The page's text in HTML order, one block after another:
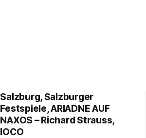
Salzburg, Salzburger
Festspiele, ARIADNE AUF
NAXOS – Richard Strauss,
IOCO